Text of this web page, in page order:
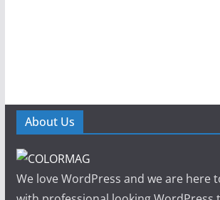
About Us
We love WordPress and we are here